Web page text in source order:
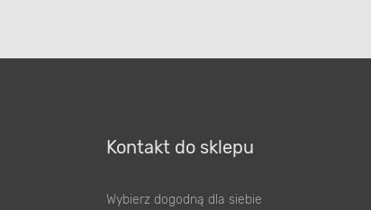
Kontakt do sklepu
Wybierz dogodną dla siebie